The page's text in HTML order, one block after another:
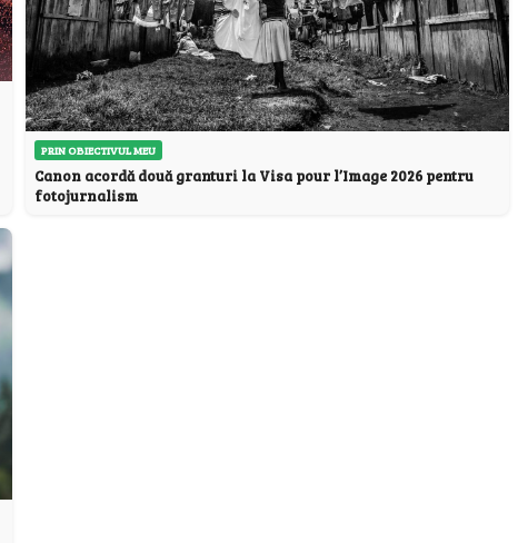
PRIN OBIECTIVUL MEU
Canon acordă două granturi la Visa pour l’Image 2026 pentru
fotojurnalism